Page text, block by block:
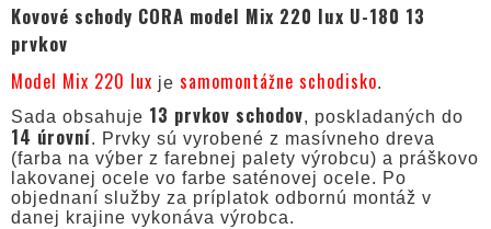
Kovové schody CORA model Mix 220 lux U-180 13
prvkov
Model Mix 220 lux je samomontážne schodisko.
Sada obsahuje 13 prvkov schodov, poskladaných do
14 úrovní. Prvky sú vyrobené z masívneho dreva
(farba na výber z farebnej palety výrobcu) a práškovo
lakovanej ocele vo farbe saténovej ocele. Po
objednaní služby za príplatok odbornú montáž v
danej krajine vykonáva výrobca.